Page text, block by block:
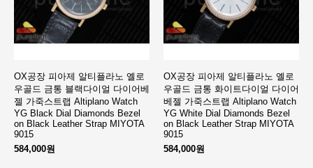
OX공장 피아제 알티플라노 옐로
우골드 금통 블랙다이얼 다이어베
젤 가죽스트랩 Altiplano Watch
YG Black Dial Diamonds Bezel
on Black Leather Strap MIYOTA
9015
584,000원
OX공장 피아제 알티플라노 옐로
우골드 금통 화이트다이얼 다이어
베젤 가죽스트랩 Altiplano Watch
YG White Dial Diamonds Bezel
on Black Leather Strap MIYOTA
9015
584,000원